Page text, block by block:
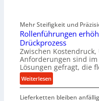
Mehr Steifigkeit und
Rollenführungen
Drückprozess
Zwischen
Anforderungen sind
Lösungen gefragt, die
Weiterlesen:
R
o
Lieferketten bleiben anfällig